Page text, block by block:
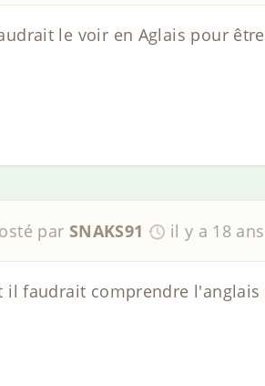
le voir en Aglais pour
par SNAKS91 il y a 18 ans
il faudrait comprendre